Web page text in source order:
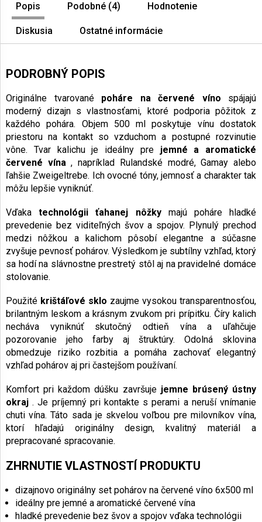
Popis Podobné (4) Hodnotenie
Diskusia Ostatné informácie
PODROBNÝ POPIS
Originálne tvarované poháre na červené víno
spájajú
moderný dizajn s vlastnosťami, ktoré podporia pôžitok z
každého pohára. Objem 500 ml poskytuje vínu dostatok
priestoru na kontakt so vzduchom a postupné rozvinutie
vône. Tvar kalichu je ideálny pre
jemné a aromatické
červené vína , napríklad Rulandské modré, Gamay alebo
ľahšie Zweigeltrebe. Ich ovocné tóny, jemnosť a charakter tak
môžu lepšie vyniknúť.
Vďaka technológii ťahanej nôžky
majú poháre hladké
prevedenie bez viditeľných švov a spojov. Plynulý prechod
medzi nôžkou a kalichom pôsobí elegantne a súčasne
zvyšuje pevnosť pohárov. Výsledkom je subtílny vzhľad, ktorý
sa hodí na slávnostne prestretý stôl aj na pravidelné domáce
stolovanie.
Použité krištáľové sklo zaujme vysokou transparentnosťou,
brilantným leskom a krásnym zvukom pri prípitku. Číry kalich
necháva vyniknúť skutočný odtieň vína a uľahčuje
pozorovanie jeho farby aj štruktúry. Odolná sklovina
obmedzuje riziko rozbitia a pomáha zachovať elegantný
vzhľad pohárov aj pri častejšom používaní.
Komfort pri každom dúšku završuje jemne brúsený ústny
okraj . Je príjemný pri kontakte s perami a neruší vnímanie
chuti vína. Táto sada je skvelou voľbou pre milovníkov vína,
ktorí hľadajú originálny design, kvalitný materiál a
prepracované spracovanie.
ZHRNUTIE VLASTNOSTÍ PRODUKTU
dizajnovo originálny set pohárov na červené víno 6x500 ml
ideálny pre jemné a aromatické červené vína
hladké prevedenie bez švov a spojov vďaka technológii